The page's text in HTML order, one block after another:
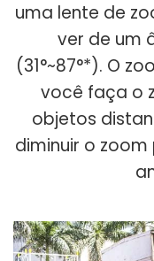
uma lente de
ver de um
(31°~87°*). O
você faça o
objetos
diminuir o